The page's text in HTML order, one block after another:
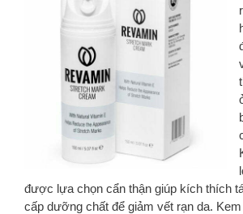
được lựa chọn cẩn thận giúp kích thích
cấp dưỡng chất để giảm vết rạn da.